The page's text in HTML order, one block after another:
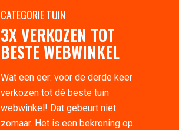
CATEGORIE TUIN
3X VERKOZEN TOT
BESTE WEBWINKEL
Wat een eer: voor de derde keer
verkozen tot dé beste tuin
webwinkel! Dat gebeurt niet
zomaar. Het is een bekroning op